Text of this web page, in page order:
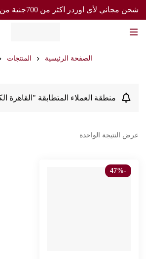
شحن مجاني لأى
تفوت العرض
الصفحة الرئيسية المنتجات
منطقة العملاء المتطابقة "القاهرة
عرض النتيجة الواحدة
-47%